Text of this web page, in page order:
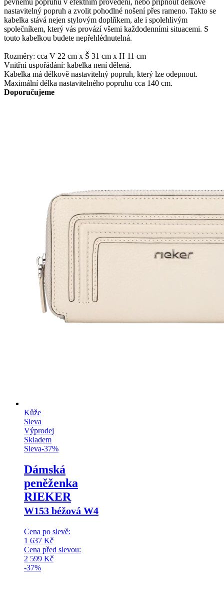
nastavitelný popruh a zvolit pohodlné nošení přes rameno. Takto se
kabelka stává nejen stylovým doplňkem, ale i spolehlivým
společníkem, který vás provází všemi každodenními situacemi. S
touto kabelkou budete nepřehlédnutelná.
Rozměry: cca V 22 cm x Š 31 cm x H 11 cm
Vnitřní uspořádání: kabelka není dělená.
Kabelka má délkově nastavitelný popruh, který lze odepnout.
Maximální délka nastavitelného popruhu cca 140 cm.
Doporučujeme
Kůže
Sleva
Výprodej
Skladem
Sleva-37%
Dámská
peněženka
RIEKER
W153 béžová W4
Cena po slevě:
1 637 Kč
Cena před slevou:
2 599 Kč
-37%